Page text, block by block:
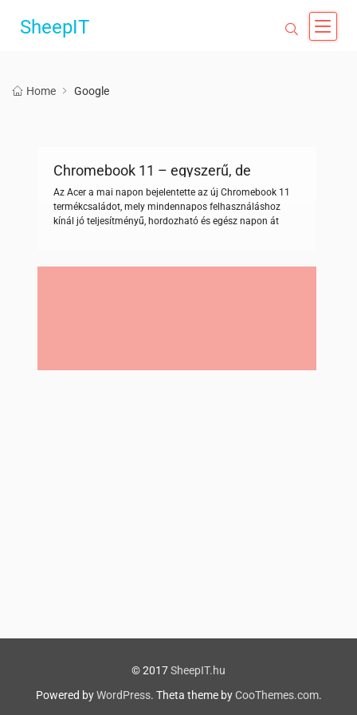
SheepIT
Home Google
Chromebook 11 – egyszerű, de
nagyszerű
Az Acer a mai napon bejelentette az új Chromebook 11
termékcsaládot, mely mindennapos felhasználáshoz
kínál jó teljesítményű, hordozható és egész napon át
8HT / CB311-8H) 11,6 hüvelykes kijelzővel, ventilátor
© 2017SheepIT.hu
Powered byWordPress. Theta theme by CooThemes.com.